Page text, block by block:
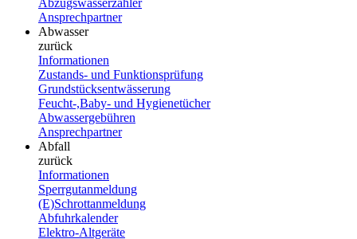
Abzugswasserzähler
Ansprechpartner
Abwasser
zurück
Informationen
Zustands- und Funktionsprüfung
Grundstücksentwässerung
Feucht-,Baby- und Hygienetücher
Abwassergebühren
Ansprechpartner
Abfall
zurück
Informationen
Sperrgutanmeldung
(E)Schrottanmeldung
Abfuhrkalender
Elektro-Altgeräte